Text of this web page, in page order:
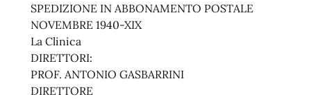
SPEDIZIONE IN ABBONAMENTO POSTALE
NOVEMBRE 1940-XIX
La Clinica
DIRETTORI:
PROF. ANTONIO GASBARRINI
DIRETTORE